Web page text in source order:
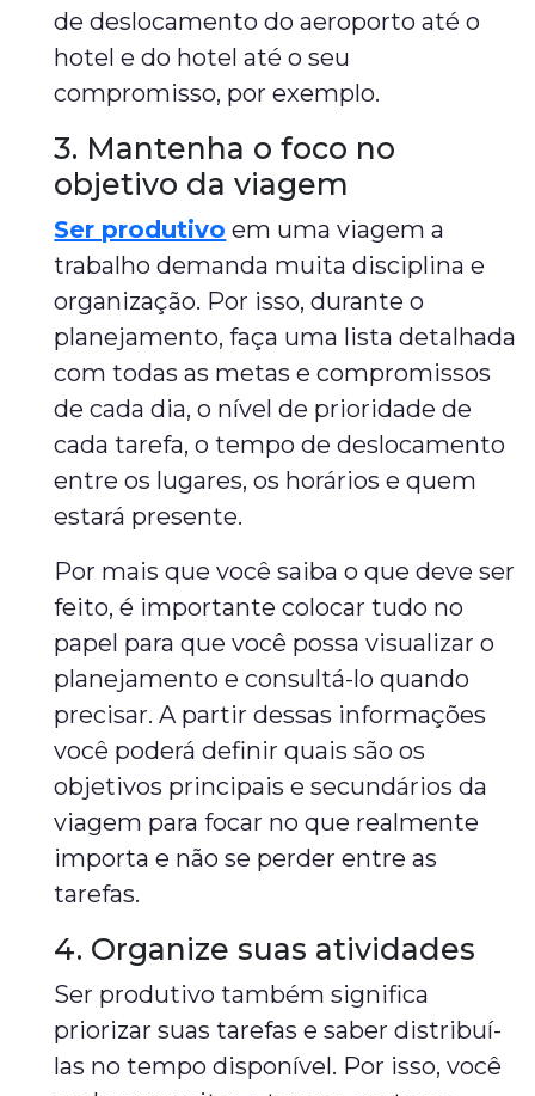
de deslocamento do aeroporto até o
hotel e do hotel até o seu
compromisso, por exemplo.
3. Mantenha o foco no
objetivo da viagem
Ser produtivo em uma viagem a
trabalho demanda muita disciplina e
organização. Por isso, durante o
planejamento, faça uma lista detalhada
com todas as metas e compromissos
de cada dia, o nível de prioridade de
cada tarefa, o tempo de deslocamento
entre os lugares, os horários e quem
estará presente.
Por mais que você saiba o que deve ser
feito, é importante colocar tudo no
papel para que você possa visualizar o
planejamento e consultá-lo quando
precisar. A partir dessas informações
você poderá definir quais são os
objetivos principais e secundários da
viagem para focar no que realmente
importa e não se perder entre as
tarefas.
4. Organize suas atividades
Ser produtivo também significa
priorizar suas tarefas e saber distribuí-
las no tempo disponível. Por isso, você